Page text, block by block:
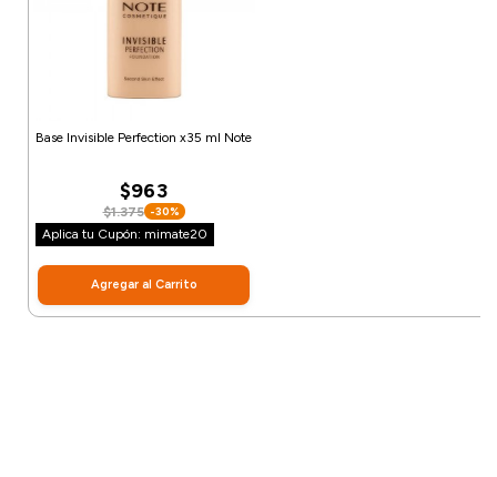
Base Invisible Perfection x35 ml Note
$963
$1.375 -30%
Aplica tu Cupón: mimate20
Agregar al Carrito